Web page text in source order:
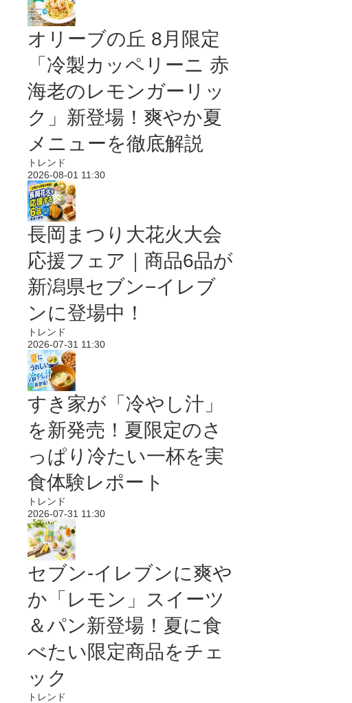
オリーブの丘 8月限定
「冷製カッペリーニ 赤
海老のレモンガーリッ
ク」新登場！爽やか夏
メニューを徹底解説
トレンド
2026-08-01 11:30
長岡まつり大花火大会
応援フェア｜商品6品が
新潟県セブン−イレブ
ンに登場中！
トレンド
2026-07-31 11:30
すき家が「冷やし汁」
を新発売！夏限定のさ
っぱり冷たい一杯を実
食体験レポート
トレンド
2026-07-31 11:30
セブン‐イレブンに爽や
か「レモン」スイーツ
＆パン新登場！夏に食
べたい限定商品をチェ
ック
トレンド